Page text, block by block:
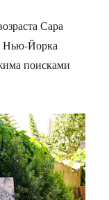
Сара
Нью-Йорка
поисками